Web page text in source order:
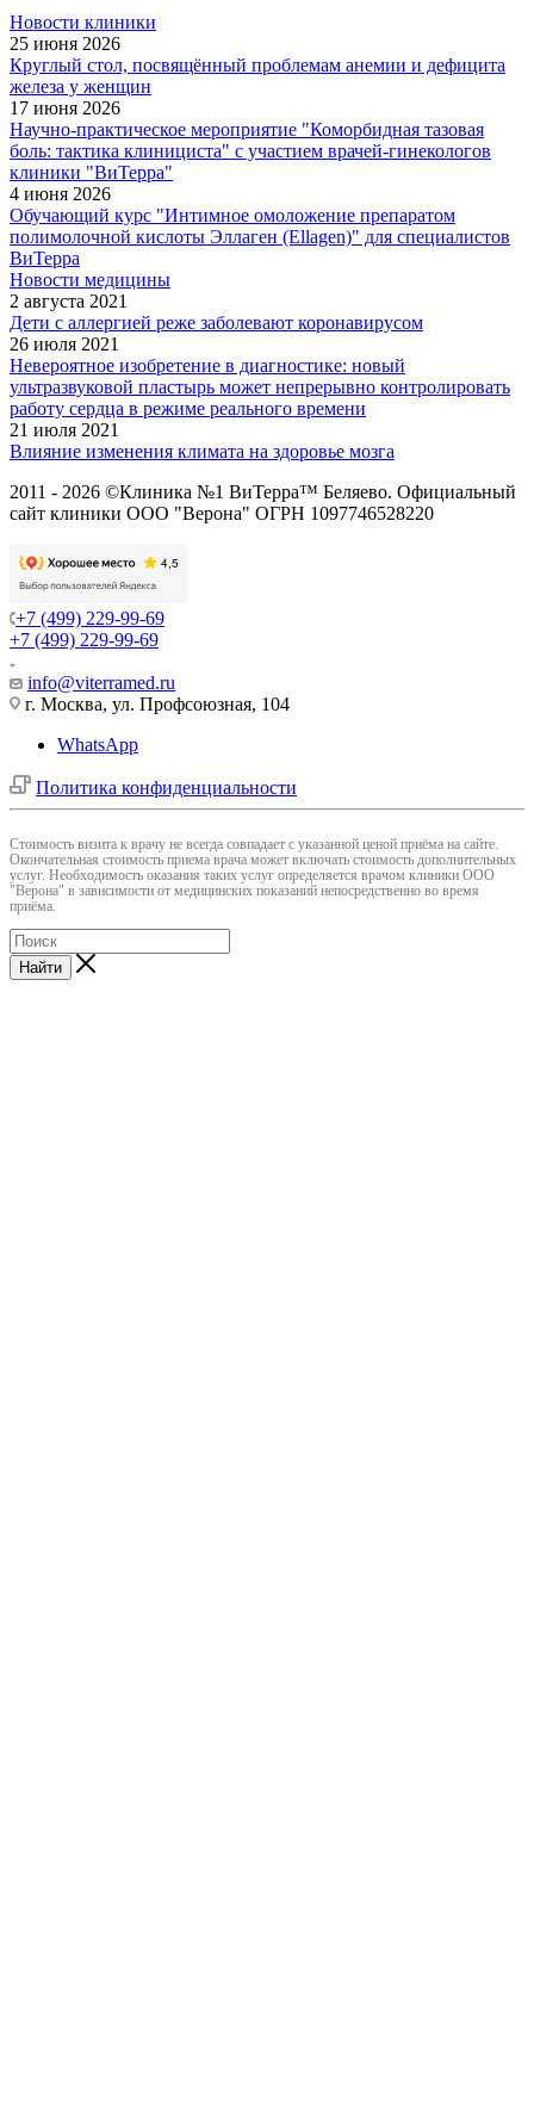
Новости клиники
25 июня 2026
Круглый стол, посвящённый проблемам анемии и дефицита
железа у женщин
17 июня 2026
Научно-практическое мероприятие "Коморбидная тазовая
боль: тактика клинициста" с участием врачей-гинекологов
клиники "ВиТерра"
4 июня 2026
Обучающий курс "Интимное омоложение препаратом
полимолочной кислоты Эллаген (Ellagen)" для специалистов
ВиТерра
Новости медицины
2 августа 2021
Дети с аллергией реже заболевают коронавирусом
26 июля 2021
Невероятное изобретение в диагностике: новый
ультразвуковой пластырь может непрерывно контролировать
работу сердца в режиме реального времени
21 июля 2021
Влияние изменения климата на здоровье мозга
2011 - 2026 ©Клиника №1 ВиТерра™ Беляево. Официальный
сайт клиники ООО "Верона" ОГРН 1097746528220
+7 (499) 229-99-69
+7 (499) 229-99-69
info@viterramed.ru
г. Москва, ул. Профсоюзная, 104
WhatsApp
Политика конфиденциальности
Cтоимость визита к врачу не всегда совпадает с указанной ценой приёма на сайте.
Окончательная стоимость приема врача может включать стоимость дополнительных
услуг. Необходимость оказания таких услуг определяется врачом клиники ООО
"Верона" в зависимости от медицинских показаний непосредственно во время
приёма.
Найти